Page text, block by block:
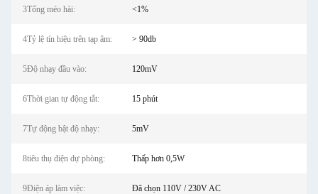
3Tổng méo hài: <1%
4Tỷ lệ tín hiệu trên tạp âm: > 90db
5Độ nhạy đầu vào: 120mV
6Thời gian tự động tắt: 15 phút
7Tự động bật độ nhạy: 5mV
8tiêu thụ điện dự phòng: Thấp hơn 0,5W
9Điện áp làm việc: Đã chọn 110V / 230V AC